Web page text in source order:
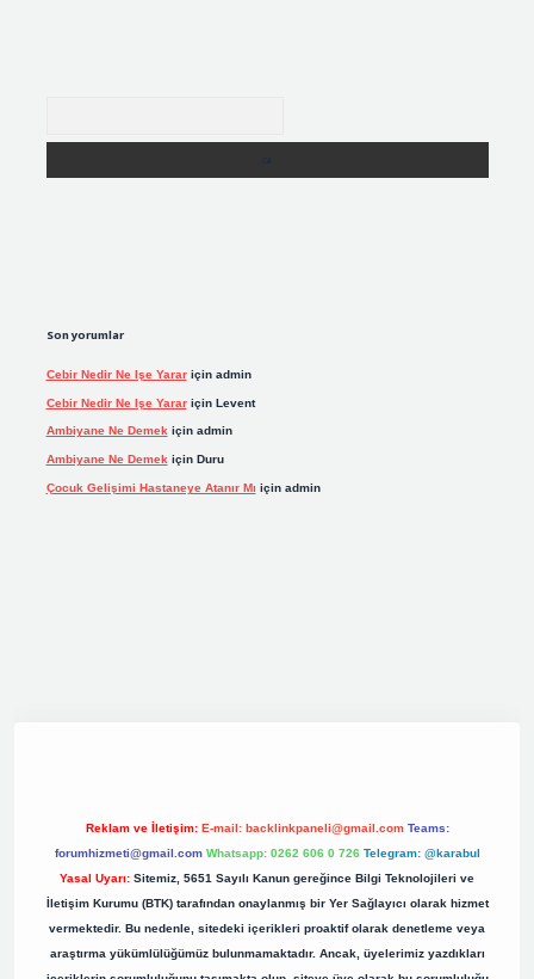
Son yorumlar
Cebir Nedir Ne Işe Yarariçin admin
Cebir Nedir Ne Işe Yarariçin Levent
Ambiyane Ne Demekiçin admin
Ambiyane Ne Demek için Duru
Çocuk Gelişimi Hastaneye Atanır Mı için admin
Reklam ve İletişim: E-mail: backlinkpaneli@gmail.com Teams:
forumhizmeti@gmail.com Whatsapp: 0262 606 0 726 Telegram: @karabul
Yasal Uyarı: Sitemiz, 5651 Sayılı Kanun gereğince Bilgi Teknolojileri ve
İletişim Kurumu (BTK) tarafından onaylanmış bir Yer Sağlayıcı olarak hizmet
vermektedir. Bu nedenle, sitedeki içerikleri proaktif olarak denetleme veya
araştırma yükümlülüğümüz bulunmamaktadır. Ancak, üyelerimiz yazdıkları